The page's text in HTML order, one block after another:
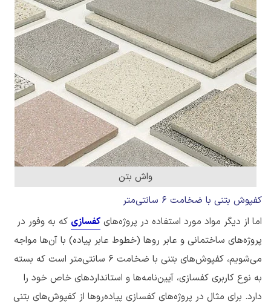
واش بتن
کفپوش بتنی با ضخامت 6 سانتی‌متر
اما از دیگر مواد مورد استفاده در پروژه‌های کفسازی که به وفور در
پروژه‌های ساختمانی و عابر روها (خطوط عابر پیاده) با آن‌ها مواجه
می‌شویم، کفپوش‌های بتنی با ضخامت 6 سانتی‌متر است که بسته
به نوع کاربری کفسازی، آیین‌نامه‌ها و استانداردهای خاص خود را
دارد. برای مثال در پروژه‌های کفسازی پیاده‌روها از کفپوش‌های بتنی